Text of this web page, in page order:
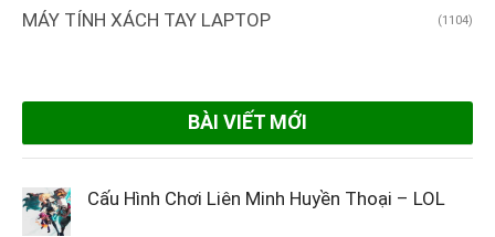
MÁY TÍNH XÁCH TAY LAPTOP (1104)
BÀI VIẾT MỚI
Cấu Hình Chơi Liên Minh Huyền Thoại – LOL